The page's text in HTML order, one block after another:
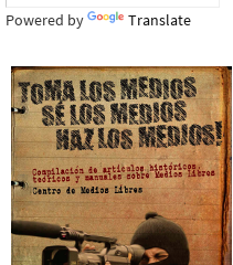
Powered by Translate